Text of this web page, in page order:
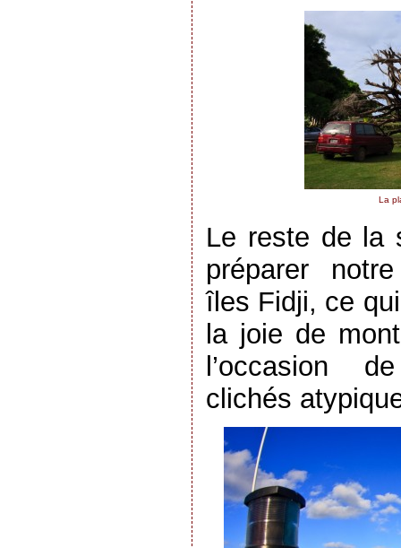
La
Le reste de la
préparer
îles Fidji, ce
la joie de
l’occasion
clichés